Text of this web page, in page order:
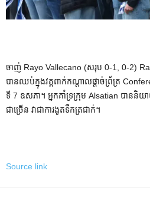
ចាញ់ Rayo Vallecano (សរុប 0-1, 0-2)
បានឈប់ក្នុងវគ្គពាក់កណ្តាលផ្តាច់ព្រ័ត្រ
ទី 7 ឧសភា។ អ្នកគាំទ្រក្រុម Alsatian បាននិយ
ជាច្រើន វាជាការងូតទឹកត្រជាក់។
Source link